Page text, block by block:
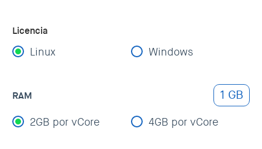
Licencia
Linux Windows
RAM 1 GB
2GB por vCore 4GB por vCore